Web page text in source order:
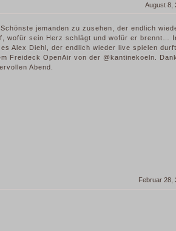
August 8,
jemanden zu zusehen, der endlich
wofür sein Herz schlägt und wofür er brennt…
Alex Diehl, der endlich wieder live spielen
Freideck OpenAir von der @kantinekoeln.
Abend.
Februar 28,